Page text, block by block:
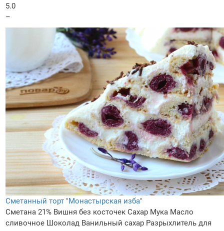
5.0
–
Сметанный торт "Монастырская изба"
Сметана 21% Вишня без косточек Сахар Мука Масло
сливочное Шоколад Ванильный сахар Разрыхлитель для